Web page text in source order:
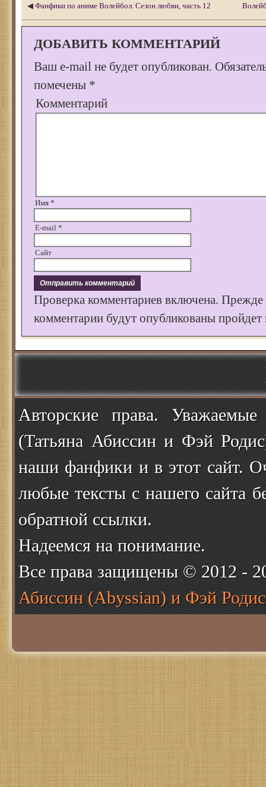
◀ Фанфики по аниме Волейбол. Сезон любви, часть 12
ДОБАВИТЬ КОММЕНТАРИЙ
Ваш e-mail не будет опубликован.
помечены *
Комментарий
Имя *
E-mail *
Сайт
Проверка комментариев включена.
комментарии будут опубликованы пройдет
Авторские права.
(Татьяна Абиссин и Фэй
наши фанфики и в этот сайт.
любые тексты с нашего сайта
обратной ссылки.
Надеемся на понимание.
Все права защищены © 2012 -
Абиссин (Abyssian) и Фэй